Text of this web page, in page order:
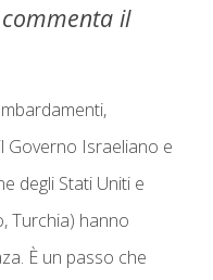
il
Governo Israeliano e
degli Stati Uniti e
Turchia) hanno
È un passo che